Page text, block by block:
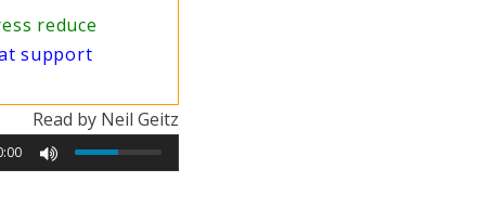
reduce
support
Read by Neil Geitz